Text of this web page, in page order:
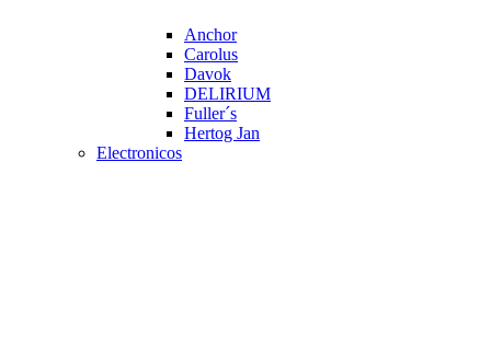
Anchor
Carolus
Davok
DELIRIUM
Fuller´s
Hertog Jan
Electronicos